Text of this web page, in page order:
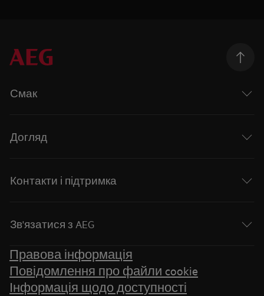
Смак
Догляд
Контакти і підтримка
Зв'язатися з AEG
Правова інформація
Повідомлення про файли cookie
Інформація щодо доступності